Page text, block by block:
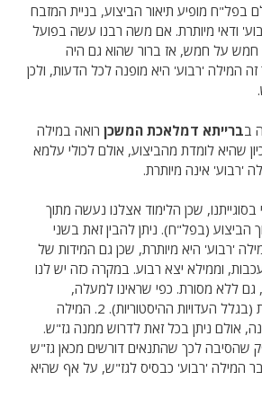
בפל"ח מופיע תיאור הביצוע, בניית המזבח
ודאי מיותרת. אם משה רבנו עשה בפועל
על חמש, אז ברור שהוא גם היה
המילה 'רבוע' היא מופנה לכל הדעות, ולכן
בברייתא דמלאכת המשכן רואה במילה
שהיא לומדת מהביצוע, אולם לכולי עלמא
'רבוע' אינה מיותרת.
שכן הלימוד אצלנו נעשה מתוך
הביצוע (בפל"ח). ניתן להבין זאת בשני
המילה 'רבוע' היא מיותרת, שכן גם המידות של
וממילא יצא רבוע. במקרה כזה יש לנו
גם ללא מסורת. כפי שראינו למעלה,
אפשרות זו היא בעייתית (בגלל העדויות ההיסטוריות). 2. המילה
אולם ניתן בכל זאת לדרוש ממנה גז"ש.
שהסיבה לכך שהתנאים דורשים מכאן גז"ש
המילה 'רבוע' כבסיס לגז"ש, על אף שהיא